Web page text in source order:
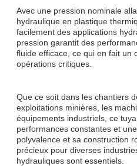
Avec une pression nominale
hydraulique en plastique
facilement des applications
pression garantit des
fluide efficace, ce qui en fait un
opérations critiques.
Que ce soit dans les chantiers
exploitations minières, les
équipements industriels, ce
performances constantes et
polyvalence et sa construction
précieux pour diverses
hydrauliques sont essentiels.